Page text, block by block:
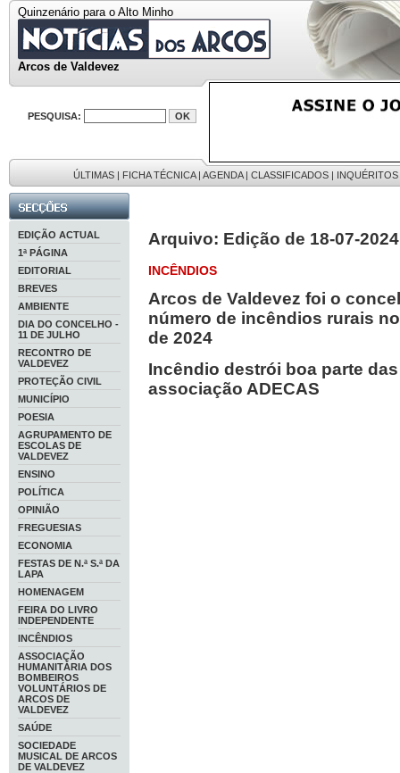
Quinzenário para o Alto Minho
Arcos de Valdevez
PESQUISA:
ÚLTIMAS | FICHA TÉCNICA| AGENDA| CLASSIFICADOS | INQUÉRITOS
EDIÇÃO ACTUAL
1ª PÁGINA
EDITORIAL
BREVES
AMBIENTE
DIA DO CONCELHO -
11 DE JULHO
RECONTRO DE
VALDEVEZ
PROTEÇÃO CIVIL
MUNICÍPIO
POESIA
AGRUPAMENTO DE
ESCOLAS DE
VALDEVEZ
ENSINO
POLÍTICA
OPINIÃO
FREGUESIAS
ECONOMIA
FESTAS DE N.ª S.ª DA
LAPA
HOMENAGEM
FEIRA DO LIVRO
INDEPENDENTE
INCÊNDIOS
ASSOCIAÇÃO
HUMANITÁRIA DOS
BOMBEIROS
VOLUNTÁRIOS DE
ARCOS DE
VALDEVEZ
SAÚDE
SOCIEDADE
MUSICAL DE ARCOS
DE VALDEVEZ
Arquivo: Edição de 18-07-2024
INCÊNDIOS
Arcos de Valdevez foi o
número de incêndios rurais
de 2024
Incêndio destrói boa parte
associação ADECAS